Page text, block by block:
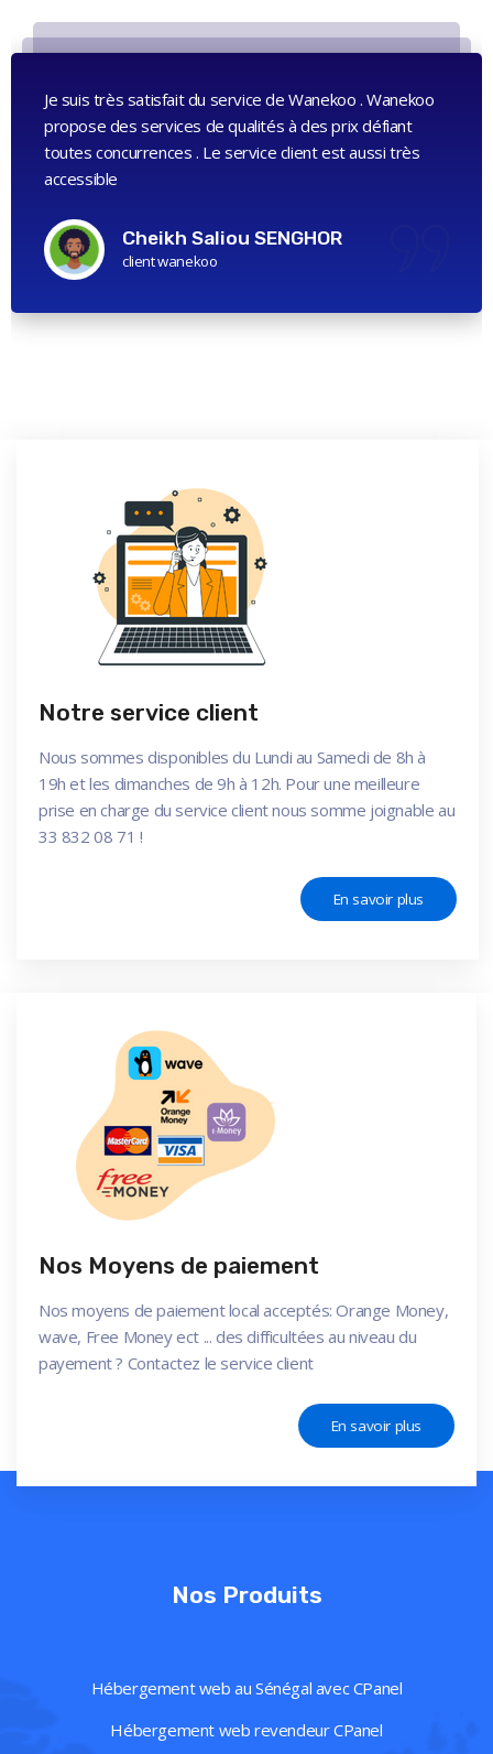
Je suis très satisfait du service de Wanekoo . Wanekoo
propose des services de qualités à des prix défiant
toutes concurrences . Le service client est aussi très
accessible
Cheikh Saliou SENGHOR
client wanekoo
Notre service client
Nous sommes disponibles du Lundi au Samedi de 8h à
19h et les dimanches de 9h à 12h. Pour une meilleure
prise en charge du service client nous somme joignable au
33 832 08 71 !
En savoir plus
Nos Moyens de paiement
Nos moyens de paiement local acceptés: Orange Money,
wave, Free Money ect ... des difficultées au niveau du
payement ? Contactez le service client
En savoir plus
Nos Produits
Hébergement web au Sénégal avec CPanel
Hébergement web revendeur CPanel